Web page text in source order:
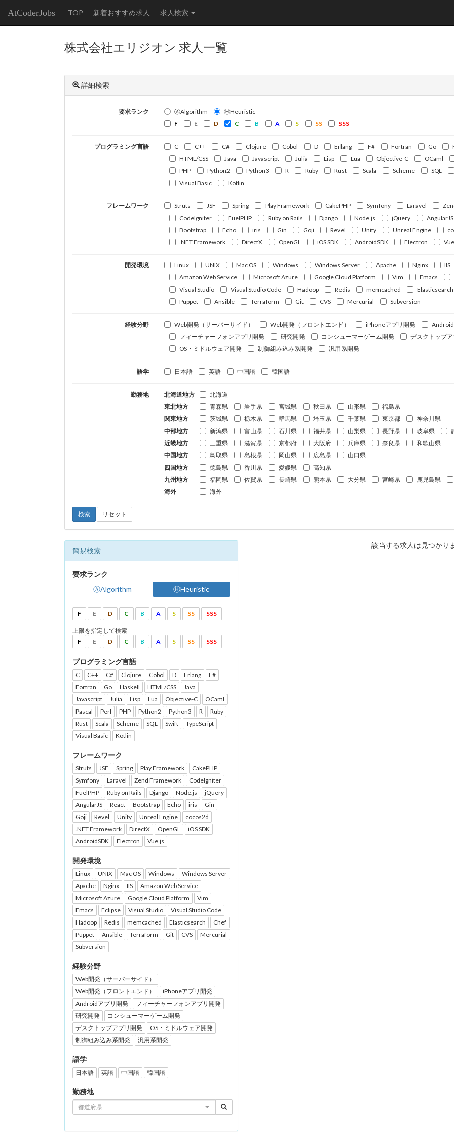
AtCoderJobs TOP 新着おすすめ求人 求人検索
株式会社エリジオン 求人一覧
詳細検索
要求ランク ⒶAlgorithm
ⒽHeuristic
F
E D C B A S SS SSS
プログラミング言語 C C++ C# Clojure Cobol D Erlang F# Fortran Go
HTML/CSS
Java Javascript Julia Lisp Lua Objective-C OCaml
PHP
Python2 Python3 R Ruby Rust Scala Scheme SQL
Visual Basic
Kotlin
フレームワーク Struts JSF Spring Play Framework CakePHP Symfony Laravel
CodeIgniter
FuelPHP Ruby on Rails Django Node.js jQuery AngularJS
Bootstrap
Echo iris Gin Goji Revel Unity Unreal Engine
.NET Framework
DirectX OpenGL iOS SDK AndroidSDK Electron
開発環境 Linux UNIX Mac OS Windows Windows Server Apache Nginx
IIS
Amazon Web Service
Microsoft Azure Google Cloud Platform Vim Emacs
Visual Studio
Visual Studio Code Hadoop Redis memcached Elasticsearch
Puppet
Ansible Terraform Git CVS Mercurial Subversion
経験分野 Web開発（サーバーサイド） Web開発（フロントエンド） iPhoneアプリ開発
フィーチャーフォンアプリ開発
研究開発 コンシューマーゲーム開発
デスクトップ
OS・ミドルウェア開発
制御組み込み系開発 汎用系開発
語学 日本語 英語 中国語 韓国語
勤務地 北海道地方
北海道
東北地方
青森県 岩手県 宮城県 秋田県 山形県
福島県
関東地方
茨城県 栃木県 群馬県 埼玉県 千葉県 東京都
神奈川県
中部地方
新潟県 富山県 石川県 福井県 山梨県 長野県 岐阜県
近畿地方
三重県 滋賀県 京都府 大阪府 兵庫県 奈良県
和歌山県
中国地方
鳥取県 島根県 岡山県 広島県
山口県
四国地方
徳島県 香川県 愛媛県
高知県
九州地方
福岡県 佐賀県 長崎県 熊本県 大分県 宮崎県 鹿児島県
海外
海外
検索 リセット
簡易検索
要求ランク
ⒶAlgorithm
ⒽHeuristic
F E D C B A S SS SSS
上限を指定して検索
F
E D C B A S SS SSS
プログラミング言語
C C++ C# Clojure Cobol D Erlang
F#
Fortran
Go Haskell HTML/CSS
Java
Javascript
Julia Lisp Lua Objective-C
OCaml
Pascal
Perl PHP Python2 Python3 R
Ruby
Rust
Scala Scheme SQL Swift
TypeScript
Visual Basic
Kotlin
フレームワーク
Struts JSF Spring Play Framework
CakePHP
Symfony
Laravel Zend Framework
CodeIgniter
FuelPHP
Ruby on Rails Django Node.js
jQuery
AngularJS
React Bootstrap Echo iris
Gin
Goji
Revel Unity Unreal Engine
cocos2d
.NET Framework
DirectX OpenGL
iOS SDK
AndroidSDK
Electron Vue.js
開発環境
Linux UNIX Mac OS Windows
Windows Server
Apache
Nginx IIS
Amazon Web Service
Microsoft Azure
Google Cloud Platform
Vim
Emacs
Eclipse Visual Studio
Visual Studio Code
Hadoop
Redis memcached Elasticsearch
Chef
Puppet
Ansible Terraform Git CVS
Mercurial
Subversion
経験分野
Web開発（サーバーサイド）
Web開発（フロントエンド）
iPhoneアプリ開発
Androidアプリ開発
フィーチャーフォンアプリ開発
研究開発
コンシューマーゲーム開発
デスクトップアプリ開発
OS・ミドルウェア開発
制御組み込み系開発
汎用系開発
語学
日本語 英語 中国語 韓国語
勤務地
都道府県
該当する求人は見つかり